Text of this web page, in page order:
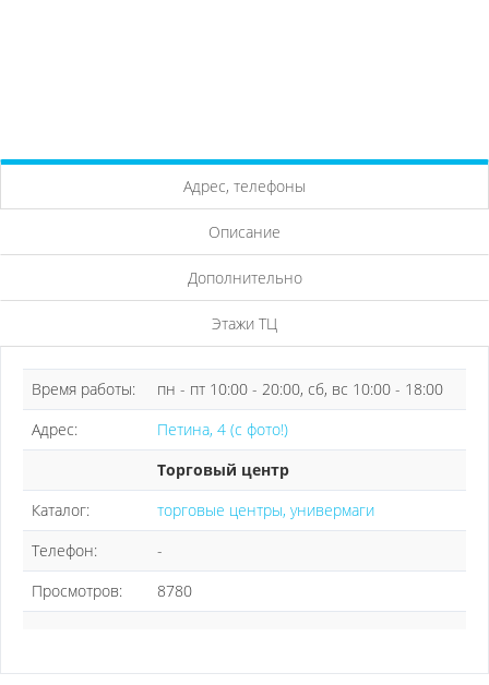
Адрес, телефоны
Описание
Дополнительно
Этажи ТЦ
Время работы:
пн - пт 10:00 - 20:00, сб, вс 10:00 - 18:00
Адрес:
Петина, 4 (с фото!)
Торговый центр
Каталог:
торговые центры, универмаги
Телефон:
-
Просмотров:
8780